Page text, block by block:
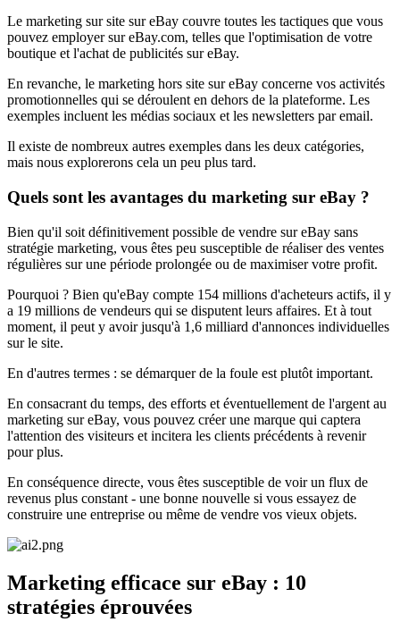
Le marketing sur site sur eBay couvre toutes les tactiques que vous
pouvez employer sur eBay.com, telles que l'optimisation de votre
boutique et l'achat de publicités sur eBay.
En revanche, le marketing hors site sur eBay concerne vos activités
promotionnelles qui se déroulent en dehors de la plateforme. Les
exemples incluent les médias sociaux et les newsletters par email.
Il existe de nombreux autres exemples dans les deux catégories,
mais nous explorerons cela un peu plus tard.
Quels sont les avantages du marketing sur eBay ?
Bien qu'il soit définitivement possible de vendre sur eBay sans
stratégie marketing, vous êtes peu susceptible de réaliser des ventes
régulières sur une période prolongée ou de maximiser votre profit.
Pourquoi ? Bien qu'eBay compte 154 millions d'acheteurs actifs, il y
a 19 millions de vendeurs qui se disputent leurs affaires. Et à tout
moment, il peut y avoir jusqu'à 1,6 milliard d'annonces individuelles
sur le site.
En d'autres termes : se démarquer de la foule est plutôt important.
En consacrant du temps, des efforts et éventuellement de l'argent au
marketing sur eBay, vous pouvez créer une marque qui captera
l'attention des visiteurs et incitera les clients précédents à revenir
pour plus.
En conséquence directe, vous êtes susceptible de voir un flux de
revenus plus constant - une bonne nouvelle si vous essayez de
construire une entreprise ou même de vendre vos vieux objets.
Marketing efficace sur eBay : 10
stratégies éprouvées